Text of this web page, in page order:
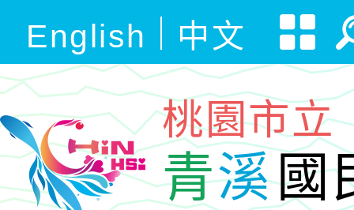
English 中文
桃園市立
青溪國